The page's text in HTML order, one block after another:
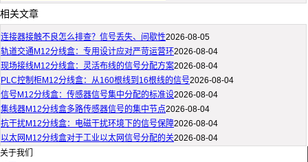
相关文章
连接器接触不良怎么排查？信号丢失、间歇性2026-08-05
轨道交通M12分线盒：专用设计应对严苛运营环2026-08-04
现场接线M12分线盒：灵活布线的信号分配方案2026-08-04
PLC控制柜M12分线盒：从160根线到16根线的信号2026-08-04
信号M12分线盒：传感器信号集中分配的标准设2026-08-04
集线器M12分线盒多路传感器信号的集中节点2026-08-04
抗干扰M12分线盒：电磁干扰环境下的信号保障2026-08-04
以太网M12分线盒对于工业以太网信号分配的关2026-08-04
关于我们